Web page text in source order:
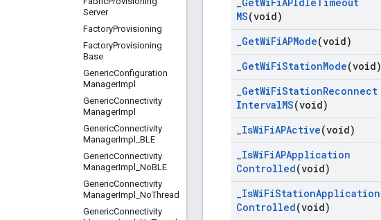
Server
FactoryProvisioning
FactoryProvisioning
Base
GenericConfiguration
ManagerImpl
GenericConnectivity
ManagerImpl
GenericConnectivity
ManagerImpl
BLE
GenericConnectivity
ManagerImpl NoBLE
GenericConnectivity
ManagerImpl NoThread
GenericConnectivity
MS(void)
_GetWiFiAPMode(void)
_GetWiFiStationMode(void)
_GetWiFiStationReconnect
IntervalMS(void)
_IsWiFiAPActive(void)
_IsWiFiAPApplication
Controlled(void)
_IsWiFiStationApplication
Controlled(void)